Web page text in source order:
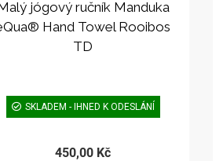
jógový ručník Manduka
Hand Towel Rooibos
TD
SKLADEM - IHNED K ODESLÁNÍ
450,00 Kč